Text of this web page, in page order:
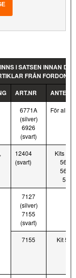
I SATSEN INNAN DU
FRÅN FORDONET.
ART.NR
6771A
(silver)
6926
(svart)
För alla
12404
(svart)
Kits
7127
(silver)
7155
(svart)
7155 Kit